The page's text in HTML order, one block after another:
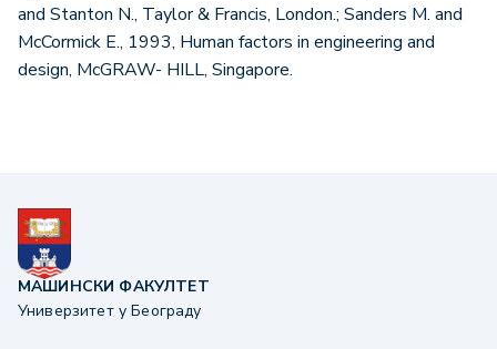
and Stanton N., Taylor & Francis, London.; Sanders M. and
McCormick E., 1993, Human factors in engineering and
design, McGRAW- HILL, Singapore.
МАШИНСКИ ФАКУЛТЕТ
Универзитет у Београду